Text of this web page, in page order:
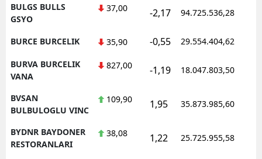
BULGS BULLS
GSYO
37,00 -2,17 94.725.536,28
BURCE BURCELIK 35,90 -0,55 29.554.404,62
BURVA BURCELIK
VANA
827,00 -1,19 18.047.803,50
BVSAN
BULBULOGLU VINC
109,90 1,95 35.873.985,60
BYDNR BAYDONER
RESTORANLARI
38,08 1,22 25.725.955,58